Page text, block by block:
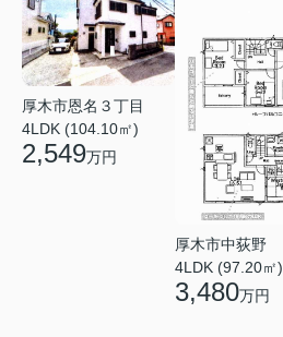
厚木市恩名３丁目
4LDK (104.10㎡)
2,549万円
厚木市中荻野
4LDK (97.20㎡)
3,480万円